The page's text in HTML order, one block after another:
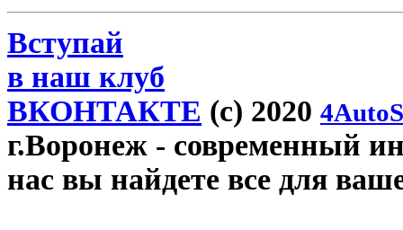
Вступай
в наш клуб
ВКОНТАКТЕ (c) 2020
г.Воронеж - современный
нас вы найдете все для